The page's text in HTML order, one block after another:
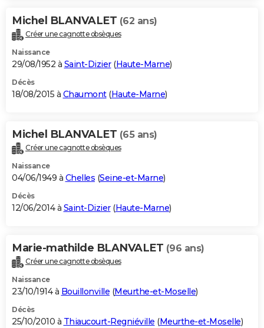
Michel BLANVALET (62 ans)
Créer une cagnotte obsèques
Naissance
29/08/1952 à Saint-Dizier(Haute-Marne)
Décès
18/08/2015 à Chaumont(Haute-Marne)
Michel BLANVALET (65 ans)
Créer une cagnotte obsèques
Naissance
04/06/1949 à Chelles (Seine-et-Marne)
Décès
12/06/2014 à Saint-Dizier(Haute-Marne)
Marie-mathilde BLANVALET (96 ans)
Créer une cagnotte obsèques
Naissance
23/10/1914 à Bouillonville (Meurthe-et-Moselle)
Décès
25/10/2010 à Thiaucourt-Regniéville (Meurthe-et-Moselle)